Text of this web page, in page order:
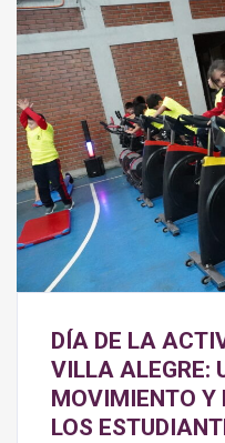
DÍA DE LA
VILLA ALEGRE:
MOVIMIENTO Y
LOS